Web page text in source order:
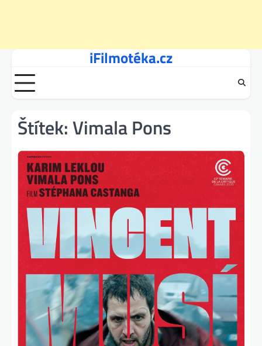
content
iFilmotéka.cz
Štítek:Vimala Pons